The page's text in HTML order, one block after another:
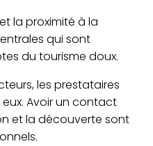
la proximité à la
qui sont
du tourisme doux.
les prestataires
Avoir un contact
et la découverte sont